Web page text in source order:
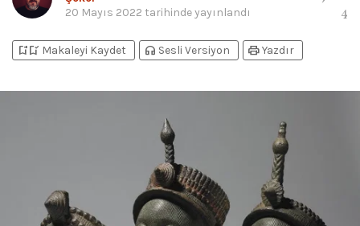
20 Mayıs 2022 tarihinde yayınlandı 4
bookmark_addbookmark_added Makaleyi Kaydet headphones Sesli Versiyon printYazdır